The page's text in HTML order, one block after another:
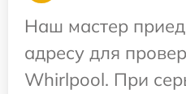
Наш мастер
адресу для
Whirlpool. При